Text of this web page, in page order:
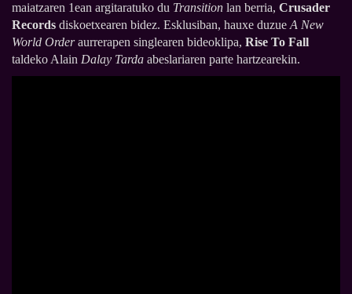
maiatzaren 1ean argitaratuko du Transition lan berria, Crusader
Records diskoetxearen bidez. Esklusiban, hauxe duzue A New
World Orderaurrerapen singlearen bideoklipa, Rise To Fall
taldeko Alain Dalay Tarda abeslariaren parte hartzearekin.